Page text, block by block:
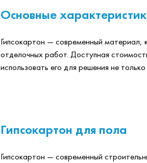
Основные
Гипсокартон — современный материал,
отделочных работ. Доступная
использовать его для решения не
Гипсокартон для пола
Гипсокартон — современный